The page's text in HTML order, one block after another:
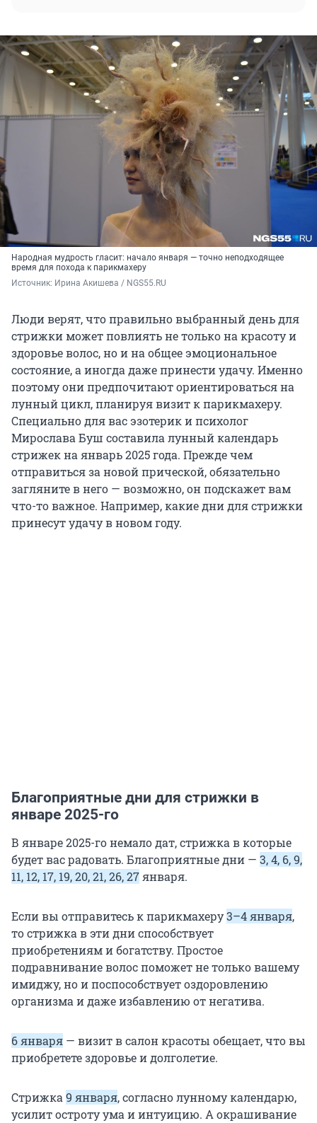
Народная мудрость гласит: начало января — точно неподходящее
время для похода к парикмахеру
Источник: Ирина Акишева / NGS55.RU
Люди верят, что правильно выбранный день для
стрижки может повлиять не только на красоту и
здоровье волос, но и на общее эмоциональное
состояние, а иногда даже принести удачу. Именно
поэтому они предпочитают ориентироваться на
лунный цикл, планируя визит к парикмахеру.
Специально для вас эзотерик и психолог
Мирослава Буш составила лунный календарь
стрижек на январь 2025 года. Прежде чем
отправиться за новой прической, обязательно
загляните в него — возможно, он подскажет вам
что-то важное. Например, какие дни для стрижки
принесут удачу в новом году.
Благоприятные дни для стрижки в
январе 2025-го
В январе 2025-го немало дат, стрижка в которые
будет вас радовать. Благоприятные дни — 3, 4, 6, 9,
11, 12, 17, 19, 20, 21, 26, 27января.
Если вы отправитесь к парикмахеру3–4 января,
то стрижка в эти дни способствует
приобретениям и богатству. Простое
подравнивание волос поможет не только вашему
имиджу, но и поспособствует оздоровлению
организма и даже избавлению от негатива.
6 января — визит в салон красоты обещает, что вы
приобретете здоровье и долголетие.
Стрижка9 января, согласно лунному календарю,
усилит остроту ума и интуицию. А окрашивание